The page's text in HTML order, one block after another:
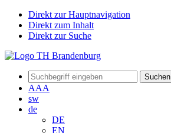
Direkt zur Hauptnavigation
Direkt zum Inhalt
Direkt zur Suche
Suchen
AAA
sw
de
DE
EN